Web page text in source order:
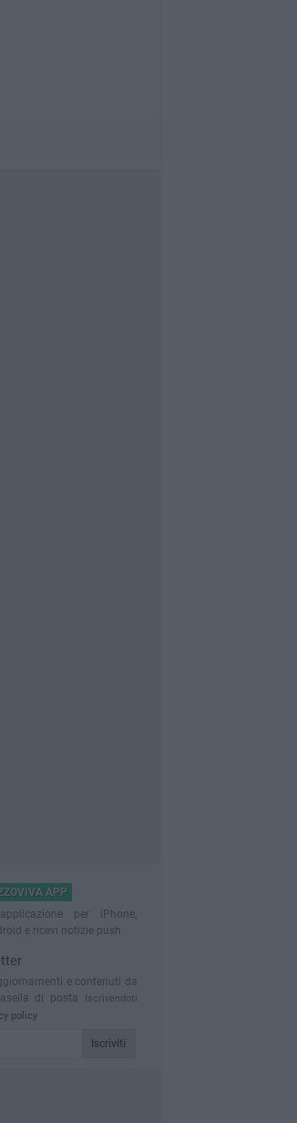
APP
per iPhone,
e ricevi notizie push
e contenuti da
di posta
Iscrivendoti
policy
Iscriviti